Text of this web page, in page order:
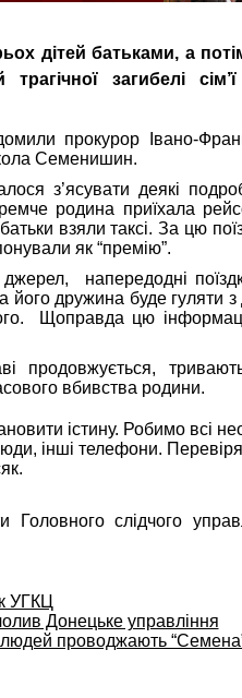
дітей батьками, а
загибелі
прокурор Івано-
Семенишин.
з’ясувати деякі
родина приїхала
взяли таксі. За цю
як “премію”.
напередодні
дружина буде гуляти з
Щоправда цю
продовжується,
вбивства родини.
істину. Робимо всі
інші телефони.
Головного слідчого
УГКЦ
Донецьке управління
людей проводжають